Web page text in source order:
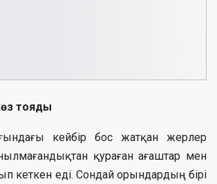
тояды
кейбір бос жатқан жерлер
қураған ағаштар мен
кеткен еді. Сондай орындардың бірі